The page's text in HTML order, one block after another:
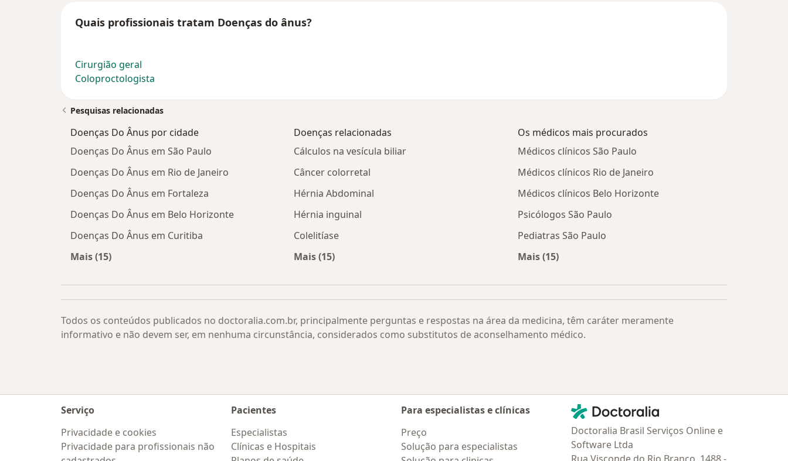
Quais profissionais tratam Doenças do ânus?
Cirurgião geral
Coloproctologista
Pesquisas relacionadas
Doenças Do Ânus por cidade
Doenças Do Ânus em São Paulo
Doenças Do Ânus em Rio de Janeiro
Doenças Do Ânus em Fortaleza
Doenças Do Ânus em Belo Horizonte
Doenças Do Ânus em Curitiba
Mais (15)
Doenças relacionadas
Cálculos na vesícula biliar
Câncer colorretal
Hérnia Abdominal
Hérnia inguinal
Colelitíase
Mais (15)
Os médicos mais procurados
Médicos clínicos São Paulo
Médicos clínicos Rio de Janeiro
Médicos clínicos Belo Horizonte
Psicólogos São Paulo
Pediatras São Paulo
Mais (15)
Todos os conteúdos publicados no doctoralia.com.br, principalmente perguntas e respostas na área da medicina, têm caráter meramente
informativo e não devem ser, em nenhuma circunstância, considerados como substitutos de aconselhamento médico.
Serviço
Privacidade e cookies
Privacidade para profissionais não
Pacientes
Especialistas
Clínicas e Hospitais
Para especialistas e clínicas
Preço
Solução para especialistas
Contato
Doctoralia - Homepage
Doctoralia Brasil Serviços Online e
Software Ltda